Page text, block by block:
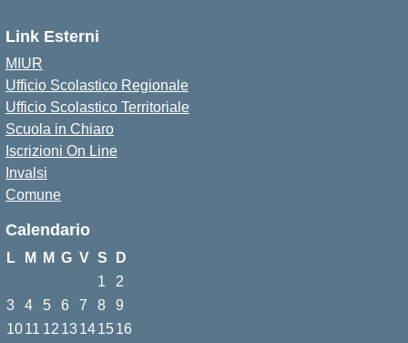
Link Esterni
MIUR
Ufficio Scolastico Regionale
Ufficio Scolastico Territoriale
Scuola in Chiaro
Iscrizioni On Line
Invalsi
Comune
Calendario
L M M G V S
D
1
2
3
4 5 6 7 8
9
1011 12 13141516